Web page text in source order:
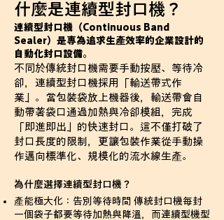
什麼是連續型封口機？
連續型封口機（Continuous Band
Sealer）是專為追求生產效率的企業設計的
自動化封口設備。
不同於傳統封口機需要手動按壓、等待冷
卻，連續型封口機採用「輸送帶式作
業」。當包裝袋放上機器後，輸送帶會自
動帶著袋口通過加熱與冷卻模組，完成
「即進即出」的快速封口。這不僅打破了
封口長度的限制，更讓包裝作業從手動操
作邁向標準化、規模化的流水線生產。
為什麼選擇連續型封口機？
產能極大化：告別等待時間 傳統封口機每封
一個袋子都要等待加熱與降溫，而連續型機型